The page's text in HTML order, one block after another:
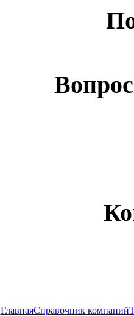
ГлавнаяСправочник компаний